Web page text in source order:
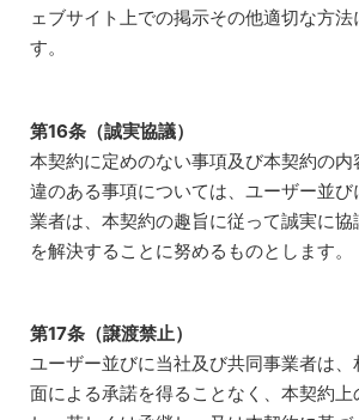
ェブサイト上での掲示その他適切な方法
す。
第16条（誠実協議）
本契約に定めのない事項及び本契約の
違のある事項については、ユーザー並
業者は、本契約の趣旨に従って誠実に
を解決することに努めるものとします。
第17条（譲渡禁止）
ユーザー並びに当社及び共同事業者は
面による承諾を得ることなく、本契約